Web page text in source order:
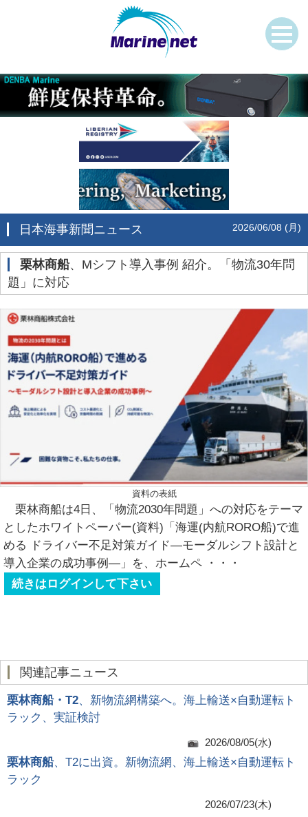
日本海事新聞ニュース 2026/06/08 (月)
栗林商船、Mシフト導入事例 紹介。「物流30年問
題」に対応
資料の表紙
栗林商船は4日、「物流2030年問題」への対応をテーマ
としたホワイトペーパー(資料)「海運(内航RORO船)で進
める ドライバー不足対策ガイド―モーダルシフト設計と
導入企業の成功事例―」を、ホームペ
・・・
続きはログインして下さい
関連記事ニュース
栗林商船・T2、新物流網構築へ。海上輸送×自動運転ト
ラック、実証検討
2026/08/05(水)
栗林商船、T2に出資。新物流網、海上輸送×自動運転ト
ラック
2026/07/23(木)